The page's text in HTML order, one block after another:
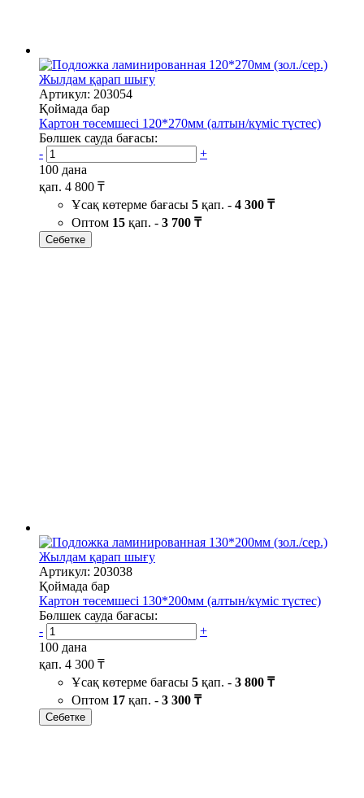
Жылдам қарап шығу
Артикул: 203054
Қоймада бар
Картон төсемшесі 120*270мм (алтын/күміс түстес)
Бөлшек сауда бағасы:
-
+
100 дана
қап. 4 800 ₸
Ұсақ көтерме бағасы 5 қап. - 4 300 ₸
Оптом 15 қап. - 3 700 ₸
Себетке
Жылдам қарап шығу
Артикул: 203038
Қоймада бар
Картон төсемшесі 130*200мм (алтын/күміс түстес)
Бөлшек сауда бағасы:
-
+
100 дана
қап. 4 300 ₸
Ұсақ көтерме бағасы 5 қап. - 3 800 ₸
Оптом 17 қап. - 3 300 ₸
Себетке